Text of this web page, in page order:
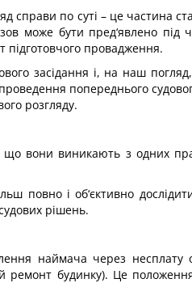
справи по суті – це частина
може бути пред‘явлено під
підготовчого провадження.
засідання і, на наш
проведення попереднього
розгляду.
що вони виникають з одних
повно і об‘єктивно
рішень.
наймача через несплату
ремонт будинку). Це положення